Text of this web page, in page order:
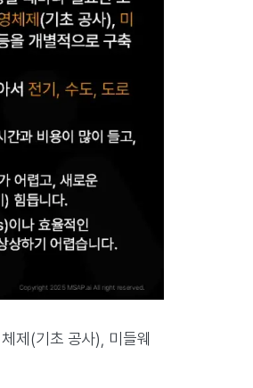
제(기초 공사), 미들웨